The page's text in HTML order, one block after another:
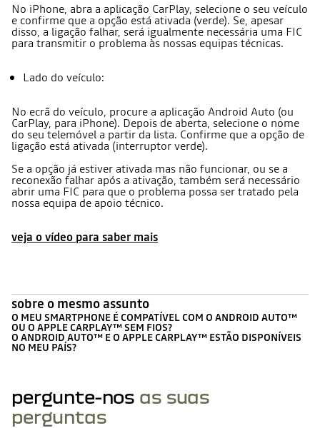
No iPhone, abra a aplicação CarPlay, selecione o seu veículo
e confirme que a opção está ativada (verde). Se, apesar
disso, a ligação falhar, será igualmente necessária uma FIC
para transmitir o problema às nossas equipas técnicas.
Lado do veículo:
No ecrã do veículo, procure a aplicação Android Auto (ou
CarPlay, para iPhone). Depois de aberta, selecione o nome
do seu telemóvel a partir da lista. Confirme que a opção de
ligação está ativada (interruptor verde).
Se a opção já estiver ativada mas não funcionar, ou se a
reconexão falhar após a ativação, também será necessário
abrir uma FIC para que o problema possa ser tratado pela
nossa equipa de apoio técnico.
veja o vídeo para saber mais
sobre o mesmo assunto
O MEU SMARTPHONE É COMPATÍVEL COM O ANDROID AUTO™
OU O APPLE CARPLAY™ SEM FIOS?
O ANDROID AUTO™ E O APPLE CARPLAY™ ESTÃO DISPONÍVEIS
NO MEU PAÍS?
pergunte-nos as suas
perguntas